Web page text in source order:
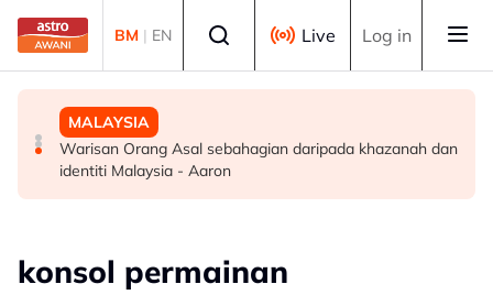
Skip to main content
BM | EN Live Log in
MALAYSIA
Kerajaan sasar bina 1,000 Taman Rekreasi MADANI
menjelang 2035
MALAYSIA
Calon terpilih PLKN 3.0 Siri 4 dimaklumkan melalui SMS,
semakan bermula esok
MALAYSIA
Warisan Orang Asal sebahagian daripada khazanah dan
identiti Malaysia - Aaron
konsol permainan